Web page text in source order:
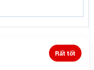
Rất tốt